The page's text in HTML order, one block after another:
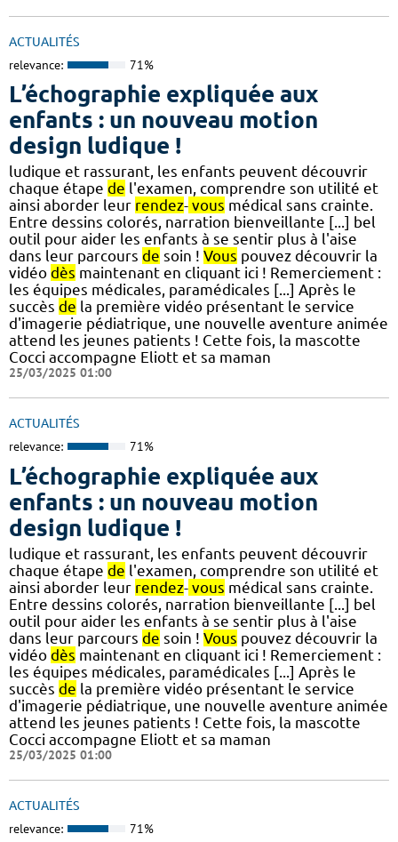
ACTUALITÉS
relevance: 71%
L’échographie expliquée aux
enfants : un nouveau motion
design ludique !
ludique et rassurant, les enfants peuvent découvrir
chaque étape de l'examen, comprendre son utilité et
ainsi aborder leur rendez- vous médical sans crainte.
Entre dessins colorés, narration bienveillante [...] bel
outil pour aider les enfants à se sentir plus à l'aise
dans leur parcours de soin ! Vous pouvez découvrir la
vidéo dès maintenant en cliquant ici ! Remerciement :
les équipes médicales, paramédicales [...] Après le
succès de la première vidéo présentant le service
d'imagerie pédiatrique, une nouvelle aventure animée
attend les jeunes patients ! Cette fois, la mascotte
Cocci accompagne Eliott et sa maman
25/03/2025 01:00
ACTUALITÉS
relevance: 71%
L’échographie expliquée aux
enfants : un nouveau motion
design ludique !
ludique et rassurant, les enfants peuvent découvrir
chaque étape de l'examen, comprendre son utilité et
ainsi aborder leur rendez- vous médical sans crainte.
Entre dessins colorés, narration bienveillante [...] bel
outil pour aider les enfants à se sentir plus à l'aise
dans leur parcours de soin ! Vous pouvez découvrir la
vidéo dès maintenant en cliquant ici ! Remerciement :
les équipes médicales, paramédicales [...] Après le
succès de la première vidéo présentant le service
d'imagerie pédiatrique, une nouvelle aventure animée
attend les jeunes patients ! Cette fois, la mascotte
Cocci accompagne Eliott et sa maman
25/03/2025 01:00
ACTUALITÉS
relevance: 71%